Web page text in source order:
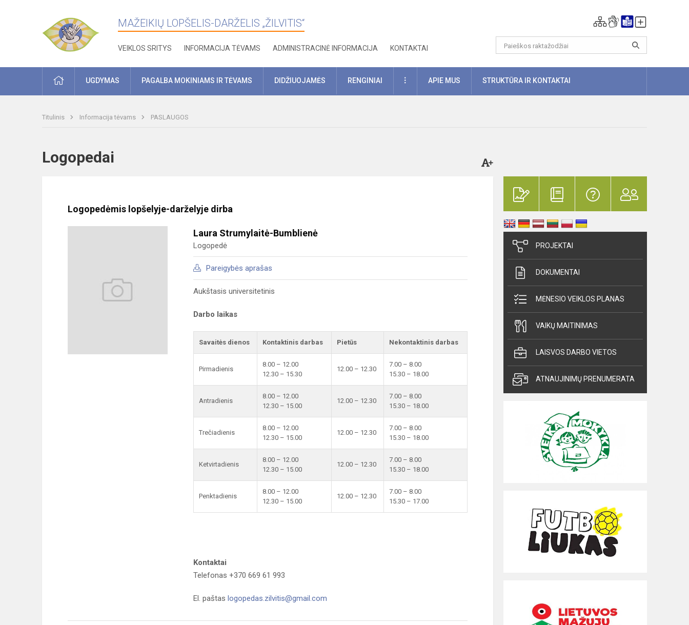
MAŽEIKIŲ LOPŠELIS-DARŽELIS „ŽILVITIS“
VEIKLOS SRITYS INFORMACIJA TĖVAMS ADMINISTRACINĖ INFORMACIJA KONTAKTAI
PRADŽIAUGDYMAS PAGALBA MOKINIAMS IR TĖVAMS DIDŽIUOJAMĖS RENGINIAI DAUGIAUAPIE MUS STRUKTŪRA IR KONTAKTAI
Titulinis Informacija tėvams PASLAUGOS
Logopedai
Logopedėmis lopšelyje-darželyje dirba
Laura Strumylaitė-Bumblienė
Logopedė
Pareigybės aprašas
Aukštasis universitetinis
Darbo laikas
Savaitės dienos Kontaktinis darbas Pietūs Nekontaktinis darbas
Pirmadienis
8.00 – 12.00
12.30 – 15.30
12.00 – 12.30
7.00 – 8.00
15.30 – 18.00
Antradienis
8.00 – 12.00
12.30 – 15.00
12.00 – 12.30
7.00 – 8.00
15.30 – 18.00
Trečiadienis
8.00 – 12.00
12.30 – 15.00
12.00 – 12.30
7.00 – 8.00
15.30 – 18.00
Ketvirtadienis
8.00 – 12.00
12.30 – 15.00
12.00 – 12.30
7.00 – 8.00
15.30 – 18.00
Penktadienis
8.00 – 12.00
12.30 – 15.00
12.00 – 12.30
7.00 – 8.00
15.30 – 17.00
Kontaktai
Telefonas +370 669 61 993
El. paštas logopedas.zilvitis@gmail.com
PROJEKTAI
DOKUMENTAI
MĖNESIO VEIKLOS PLANAS
VAIKŲ MAITINIMAS
LAISVOS DARBO VIETOS
ATNAUJINIMŲ PRENUMERATA